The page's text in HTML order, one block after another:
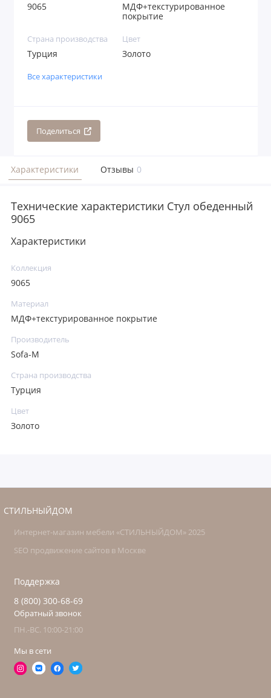
9065
МДФ+текстурированное
покрытие
Страна производства
Турция
Цвет
Золото
Все характеристики
Поделиться
Характеристики Отзывы 0
Технические характеристики Стул обеденный
9065
Характеристики
Коллекция
9065
Материал
МДФ+текстурированное покрытие
Производитель
Sofa-M
Страна производства
Турция
Цвет
Золото
СТИЛЬНЫЙДОМ
Интернет-магазин мебели «СТИЛЬНЫЙДОМ» 2025
SEO продвижение сайтов в Москве
Поддержка
8 (800) 300-68-69
Обратный звонок
ПН.-ВС. 10:00-21:00
Мы в сети